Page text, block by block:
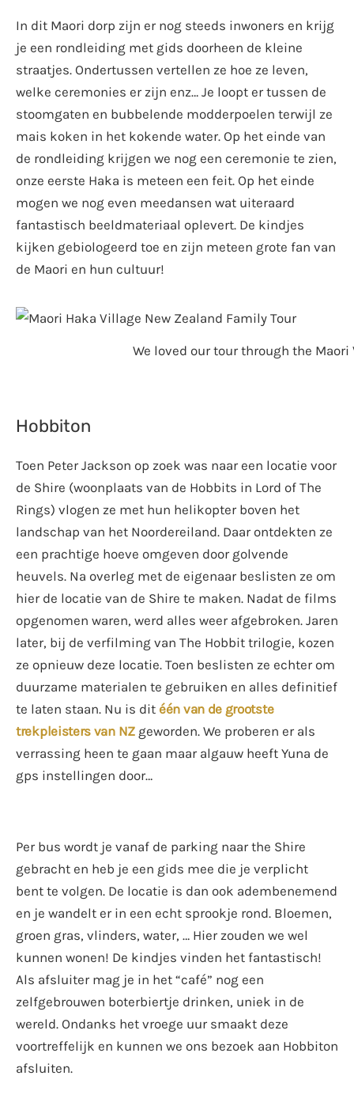
In dit Maori dorp zijn er nog steeds inwoners en krijg
je een rondleiding met gids doorheen de kleine
straatjes. Ondertussen vertellen ze hoe ze leven,
welke ceremonies er zijn enz… Je loopt er tussen de
stoomgaten en bubbelende modderpoelen terwijl ze
mais koken in het kokende water. Op het einde van
de rondleiding krijgen we nog een ceremonie te zien,
onze eerste Haka is meteen een feit. Op het einde
mogen we nog even meedansen wat uiteraard
fantastisch beeldmateriaal oplevert. De kindjes
kijken gebiologeerd toe en zijn meteen grote fan van
de Maori en hun cultuur!
We loved our tour through the
Hobbiton
Toen Peter Jackson op zoek was naar een locatie voor
de Shire (woonplaats van de Hobbits in Lord of The
Rings) vlogen ze met hun helikopter boven het
landschap van het Noordereiland. Daar ontdekten ze
een prachtige hoeve omgeven door golvende
heuvels. Na overleg met de eigenaar beslisten ze om
hier de locatie van de Shire te maken. Nadat de films
opgenomen waren, werd alles weer afgebroken. Jaren
later, bij de verfilming van The Hobbit trilogie, kozen
ze opnieuw deze locatie. Toen beslisten ze echter om
duurzame materialen te gebruiken en alles definitief
te laten staan. Nu is dit één van de grootste
trekpleisters van NZ geworden. We proberen er als
verrassing heen te gaan maar algauw heeft Yuna de
gps instellingen door…
Per bus wordt je vanaf de parking naar the Shire
gebracht en heb je een gids mee die je verplicht
bent te volgen. De locatie is dan ook adembenemend
en je wandelt er in een echt sprookje rond. Bloemen,
groen gras, vlinders, water, … Hier zouden we wel
kunnen wonen! De kindjes vinden het fantastisch!
Als afsluiter mag je in het “café” nog een
zelfgebrouwen boterbiertje drinken, uniek in de
wereld. Ondanks het vroege uur smaakt deze
voortreffelijk en kunnen we ons bezoek aan Hobbiton
afsluiten.